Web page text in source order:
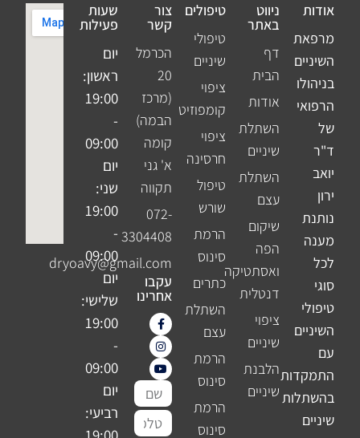
אודות
מרפאת
השיניים
בניהולו
הרפואי
של
ד"ר
יואב
ירון
נותנת
מענה
לכל
סוגי
טיפולי
השיניים
עם
התמקדות
בהשתלות
שיניים
ניווט
באתר
דף
הבית
אודות
השתלת
שיניים
השתלת
עצם
שיקום
הפה
ואסתטיקה
דנטלית
ציפוי
שיניים
הלבנת
שיניים
טיפולים
טיפולי
שיניים
ציפוי
קומפוזיט
ציפוי
חרסינה
טיפול
שורש
הרמת
סינוס
כתרים
השתלת
עצם
הרמת
סינוס
הרמת
סינוס
צור
קשר
הכרמל
20
(מרכז
הבמה)
קומה
א' גני
תקווה
072-
3304408
dryoavy@gmail.com
עקבו
אחרינו
F
a
c
e
b
o
k
-
f
I
n
s
t
a
g
a
m
Y
o
u
t
u
b
שם
מלא
טלפון
שעות
פעילות
יום
ראשון:
19:00
-
09:00
יום
שני:
19:00
-
09:00
יום
שלישי:
19:00
-
09:00
יום
רביעי: